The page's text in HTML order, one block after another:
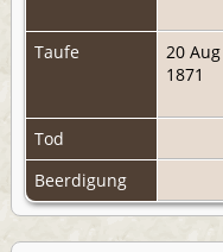
Taufe
20 Aug
1871
Tod
Beerdigung